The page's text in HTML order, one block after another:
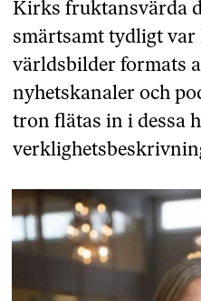
Kirks fruktansvärda
smärtsamt tydligt
världsbilder formats
nyhetskanaler och
tron flätas in i dessa